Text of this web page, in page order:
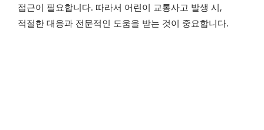
접근이 필요합니다. 따라서 어린이 교통사고 발생 시,
적절한 대응과 전문적인 도움을 받는 것이 중요합니다.